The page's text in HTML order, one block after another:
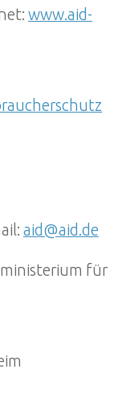
www.aid-
aid@aid.de
für